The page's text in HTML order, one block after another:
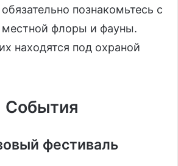
познакомьтесь с
местной флоры и фауны.
находятся под охраной
События
фестиваль